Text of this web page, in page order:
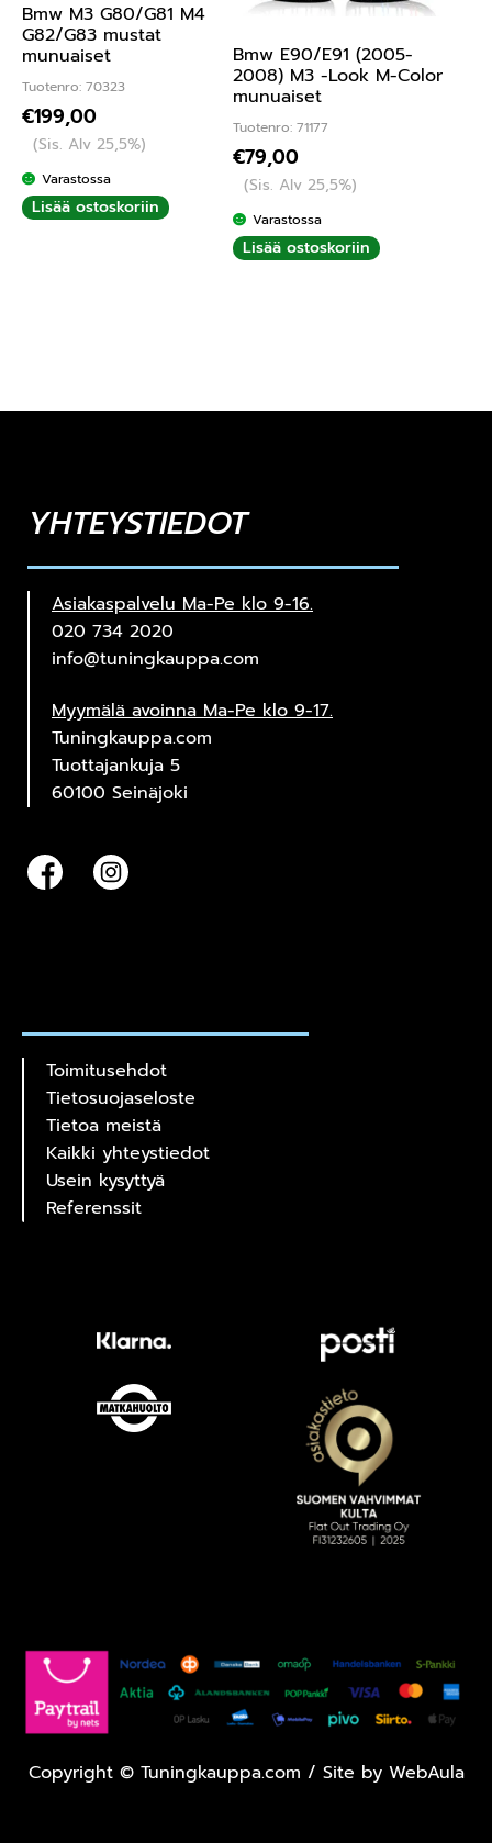
Bmw M3 G80/G81 M4
G82/G83 mustat
munuaiset
Tuotenro: 70323
€199,00
(Sis. Alv 25,5%)
Varastossa
Lisää ostoskoriin
Bmw E90/E91 (2005-
2008) M3 -Look M-Color
munuaiset
Tuotenro: 71177
€79,00
(Sis. Alv 25,5%)
Varastossa
Lisää ostoskoriin
YHTEYSTIEDOT
Asiakaspalvelu Ma-Pe klo 9-16.
020 734 2020
info@tuningkauppa.com
Myymälä avoinna Ma-Pe klo 9-17.
Tuningkauppa.com
Tuottajankuja 5
60100 Seinäjoki
Toimitusehdot
Tietosuojaseloste
Tietoa meistä
Kaikki yhteystiedot
Usein kysyttyä
Referenssit
Copyright ©Tuningkauppa.com / Site by WebAula